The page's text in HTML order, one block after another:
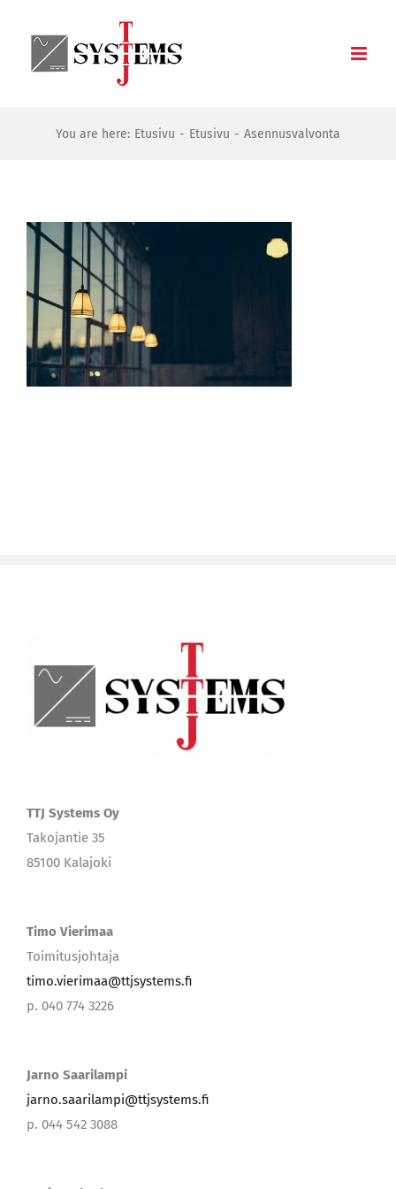
content
You are here: Etusivu Etusivu Asennusvalvonta
TTJ Systems Oy
Takojantie 35
85100 Kalajoki
Timo Vierimaa
Toimitusjohtaja
timo.vierimaa@ttjsystems.fi
p. 040 774 3226
Jarno Saarilampi
jarno.saarilampi@ttjsystems.fi
p. 044 542 3088